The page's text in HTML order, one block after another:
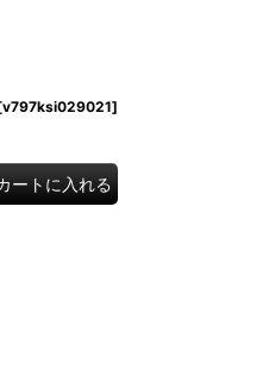
v797ksi029021]
ートに入れる